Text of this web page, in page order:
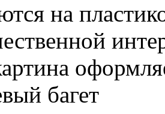
на
багет